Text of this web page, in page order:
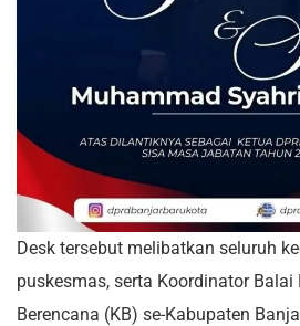
Desk tersebut melibatkan seluruh
puskesmas, serta Koordinator Balai
Berencana (KB) se-Kabupaten